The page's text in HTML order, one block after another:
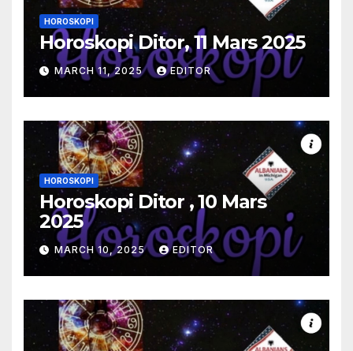
HOROSKOPI
Horoskopi Ditor, 11 Mars 2025
MARCH 11, 2025 EDITOR
HOROSKOPI
Horoskopi Ditor , 10 Mars
2025
MARCH 10, 2025 EDITOR